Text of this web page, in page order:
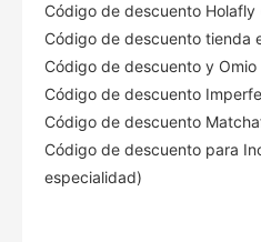
Código de descuento Holafly
Código de descuento tienda
Código de descuento y
Código de descuento
Código de descuento
Código de descuento para
especialidad)